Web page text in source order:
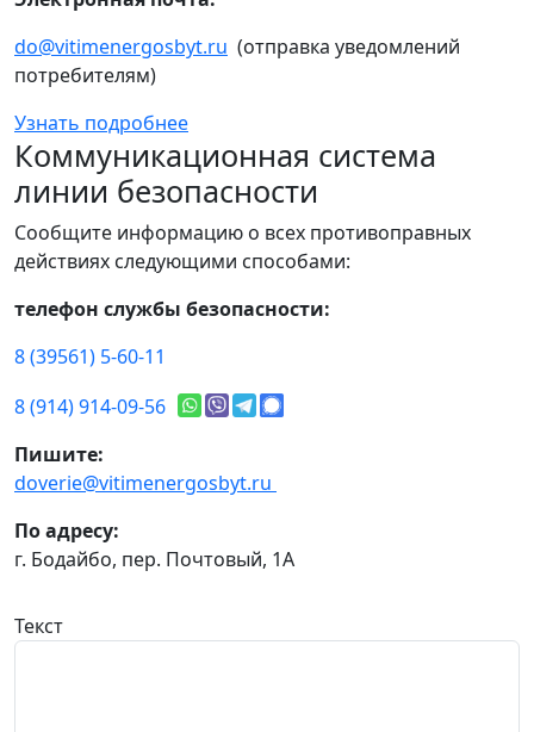
do@vitimenergosbyt.ru (отправка уведомлений
потребителям)
Узнать подробнее
Коммуникационная система
линии безопасности
Сообщите информацию о всех противоправных
действиях следующими способами:
телефон службы безопасности:
8 (39561) 5-60-11
8 (914) 914-09-56
Пишите:
doverie@vitimenergosbyt.ru
По адресу:
г. Бодайбо, пер. Почтовый, 1А
Текст